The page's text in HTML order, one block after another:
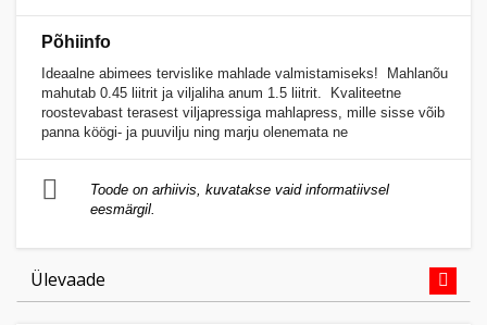
Põhiinfo
Ideaalne abimees tervislike mahlade valmistamiseks! Mahlanõu
mahutab 0.45 liitrit ja viljaliha anum 1.5 liitrit. Kvaliteetne
roostevabast terasest viljapressiga mahlapress, mille sisse võib
panna köögi- ja puuvilju ning marju olenemata ne
Toode on arhiivis, kuvatakse vaid informatiivsel
eesmärgil.
Ülevaade
Sport
hobi
Mänguasjad